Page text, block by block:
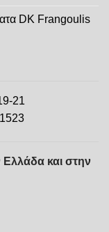
DK Frangoulis
21
και στην